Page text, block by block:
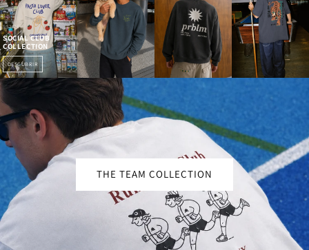
SS2026
SOCIAL CLUB
COLLECTION
DESCUBRIR
THE TEAM COLLECTION